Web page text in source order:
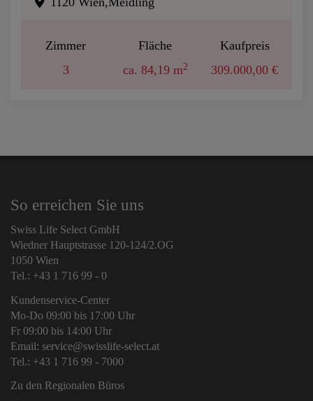
Zimmer
3
Fläche
ca. 84,19 m2
Kaufpreis
309.000,00 €
So erreichen Sie uns
Swiss Life Select GmbH
Wiedner Hauptstrasse 120-124/2.OG
1050 Wien
Tel.: +43 1 716 99 - 0
Kundenservice-Center
Mo-Do 09:00 bis 17:00 Uhr
Fr 09:00 bis 14:00 Uhr
Email: service@swisslife-select.at
Tel.: +43 1 716 99 - 7000
Zu den Regionalen Büros